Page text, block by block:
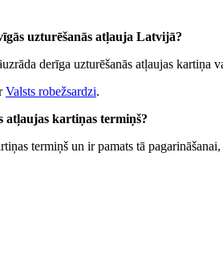
uzturēšanās atļauja Latvijā?
derīga uzturēšanās atļaujas kartiņa
Valsts robežsardzi.
atļaujas kartiņas termiņš?
termiņš un ir pamats tā